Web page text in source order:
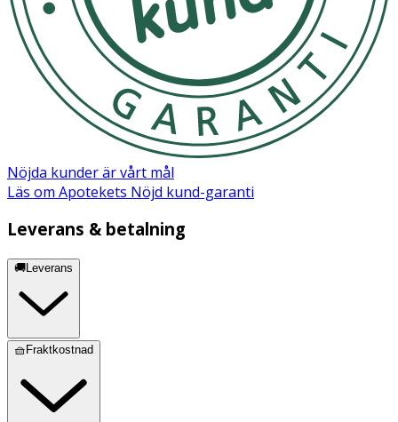
Nöjda kunder är vårt mål
Läs om Apotekets Nöjd kund-garanti
Leverans & betalning
🚚Leverans
🧺Fraktkostnad